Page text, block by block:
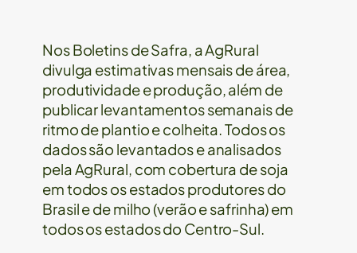
Nos Boletins de Safra, a AgRural
divulga estimativas mensais de área,
produtividade e produção, além de
publicar levantamentos semanais de
ritmo de plantio e colheita. Todos os
dados são levantados e analisados
pela AgRural, com cobertura de soja
em todos os estados produtores do
Brasil e de milho (verão e safrinha) em
todos os estados do Centro-Sul.